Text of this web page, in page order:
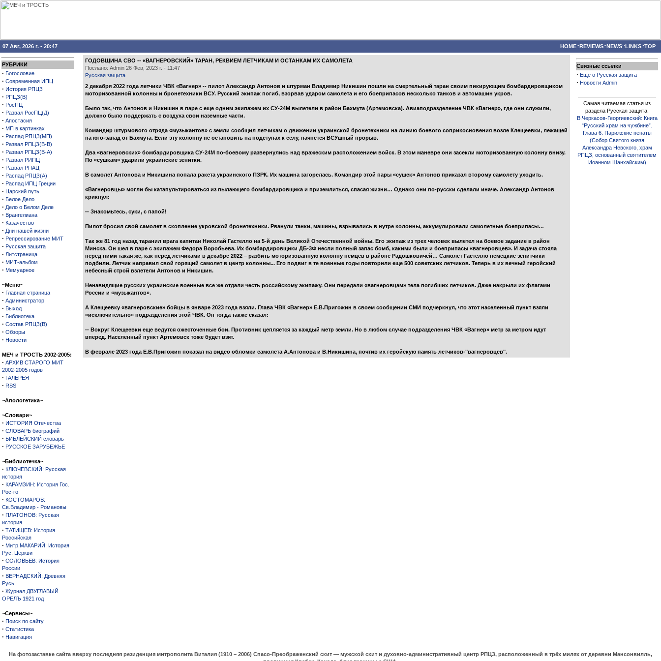
07 Авг, 2026 г. - 20:47 HOME::REVIEWS::NEWS::LINKS::TOP
РУБРИКИ
· Богословие
· Современная ИПЦ
· История РПЦЗ
· РПЦЗ(В)
· РосПЦ
· Развал РосПЦ(Д)
· Апостасия
· МП в картинках
· Распад РПЦЗ(МП)
· Развал РПЦЗ(В-В)
· Развал РПЦЗ(В-А)
· Развал РИПЦ
· Развал РПАЦ
· Распад РПЦЗ(А)
· Распад ИПЦ Греции
· Царский путь
· Белое Дело
· Дело о Белом Деле
· Врангелиана
· Казачество
· Дни нашей жизни
· Репрессирование МИТ
· Русская защита
· Литстраница
· МИТ-альбом
· Мемуарное
~Меню~
· Главная страница
· Администратор
· Выход
· Библиотека
· Состав РПЦЗ(В)
· Обзоры
· Новости
МЕЧ и ТРОСТЬ 2002-2005:
· АРХИВ СТАРОГО МИТ
2002-2005 годов
· ГАЛЕРЕЯ
· RSS
~Апологетика~
~Словари~
· ИСТОРИЯ Отечества
· СЛОВАРЬ биографий
· БИБЛЕЙСКИЙ словарь
· РУССКОЕ ЗАРУБЕЖЬЕ
~Библиотечка~
· КЛЮЧЕВСКИЙ: Русская
история
· КАРАМЗИН: История Гос.
Рос-го
· КОСТОМАРОВ:
Св.Владимир - Романовы
· ПЛАТОНОВ: Русская
история
· ТАТИЩЕВ: История
Российская
· Митр.МАКАРИЙ: История
Рус. Церкви
· СОЛОВЬЕВ: История
России
· ВЕРНАДСКИЙ: Древняя
Русь
· Журнал ДВУГЛАВЫЙ
ОРЕЛЪ 1921 год
~Сервисы~
· Поиск по сайту
· Статистика
· Навигация
ГОДОВЩИНА СВО -- «ВАГНЕРОВСКИЙ» ТАРАН, РЕКВИЕМ ЛЕТЧИКАМ И ОСТАНКАМ ИХ САМОЛЕТА
Послано: Admin 26 Фев, 2023 г. - 11:47
Русская защита
2 декабря 2022 года летчики ЧВК «Вагнер» -- пилот Александр Антонов и штурман Владимир Никишин пошли на смертельный таран своим пикирующим бомбардировщиком
моторизованной колонны и бронетехники ВСУ. Русский экипаж погиб, взорвав ударом самолета и его боеприпасов несколько танков и автомашин укров.
Было так, что Антонов и Никишин в паре с еще одним экипажем их СУ-24М вылетели в район Бахмута (Артемовска). Авиаподразделение ЧВК «Вагнер», где они служили,
должно было поддержать с воздуха свои наземные части.
Командир штурмового отряда «музыкантов» с земли сообщил летчикам о движении украинской бронетехники на линию боевого соприкосновения возле Клещеевки, лежащей
на юго-запад от Бахмута. Если эту колонну не остановить на подступах к селу, начнется ВСУшный прорыв.
Два «вагнеровских» бомбардировщика СУ-24М по-боевому развернулись над вражеским расположением войск. В этом маневре они засекли моторизованную колонну внизу.
По «сушкам» ударили украинские зенитки.
В самолет Антонова и Никишина попала ракета украинского ПЗРК. Их машина загорелась. Командир этой пары «сушек» Антонов приказал второму самолету уходить.
«Вагнеровцы» могли бы катапультироваться из пылающего бомбардировщика и приземлиться, спасая жизни… Однако они по-русски сделали иначе. Александр Антонов
крикнул:
-- Знакомьтесь, суки, с папой!
Пилот бросил свой самолет в скопление укровской бронетехники. Рванули танки, машины, взрывались в нутре колонны, аккумулировали самолетные боеприпасы…
Так же 81 год назад таранил врага капитан Николай Гастелло на 5-й день Великой Отечественной войны. Его экипаж из трех человек вылетел на боевое задание в район
Минска. Он шел в паре с экипажем Федора Воробьева. Их бомбардировщики ДБ-3Ф несли полный запас бомб, какими были и боеприпасы «вагнеровцев». И задача стояла
перед ними такая же, как перед летчиками в декабре 2022 – разбить моторизованную колонну немцев в районе Радошковичей… Самолет Гастелло немецкие зенитчики
подбили. Летчик направил свой горящий самолет в центр колонны... Его подвиг в те военные годы повторили еще 500 советских летчиков. Теперь в их вечный геройский
небесный строй взлетели Антонов и Никишин.
Ненавидящие русских украинские военные все же отдали честь российскому экипажу. Они передали «вагнеровцам» тела погибших летчиков. Даже накрыли их флагами
России и «музыкантов».
А Клещеевку «вагнеровские» бойцы в январе 2023 года взяли. Глава ЧВК «Вагнер» Е.В.Пригожин в своем сообщении СМИ подчеркнул, что этот населенный пункт взяли
«исключительно» подразделения этой ЧВК. Он тогда также сказал:
-- Вокруг Клещеевки еще ведутся ожесточенные бои. Противник цепляется за каждый метр земли. Но в любом случае подразделения ЧВК «Вагнер» метр за метром идут
вперед. Населенный пункт Артемовск тоже будет взят.
В феврале 2023 года Е.В.Пригожин показал на видео обломки самолета А.Антонова и В.Никишина, почтив их геройскую память летчиков-"вагнеровцев".
Связные ссылки
· Ещё о Русская защита
· Новости Admin
Самая читаемая статья из
раздела Русская защита:
В.Черкасов-Георгиевский: Книга
“Русский храм на чужбине”.
Глава 6. Парижские пенаты
(Собор Святого князя
Александра Невского, храм
РПЦЗ, основанный святителем
Иоанном Шанхайским)
На фотозаставке сайта вверху последняя резиденция митрополита Виталия (1910 – 2006) Спасо-Преображенский скит — мужской скит и духовно-административный центр РПЦЗ, расположенный в трёх милях от деревни Мансонвилль,